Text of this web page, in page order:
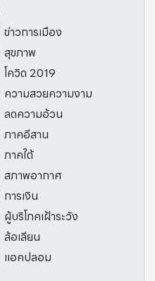
ข่าวการเมือง
สุขภาพ
โควิด 2019
ความสวยความงาม
ลดความอ้วน
ภาคอีสาน
ภาคใต้
สภาพอากาศ
การเงิน
ผู้บริโภคเฝ้าระวัง
ล้อเลียน
แอคปลอม